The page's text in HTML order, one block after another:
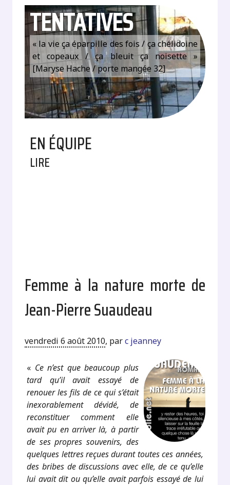
TENTATIVES
« la vie ça éparpille des fois / ça chélidoine
et copeaux / ça bleuit ça noisette »
[Maryse Hache / porte mangée 32]
EN ÉQUIPE
LIRE
Femme à la nature morte de
Jean-Pierre Suaudeau
vendredi 6 août 2010, parc jeanney
« Ce n’est que beaucoup plus
tard qu’il avait essayé de
renouer les fils de ce qui s’était
inexorablement dévidé, de
reconstituer comment elle
avait pu en arriver là, à partir
de ses propres souvenirs, des
quelques lettres reçues durant toutes ces années,
des bribes de discussions avec elle, de ce qu’elle
lui avait dit ou qu’elle avait parfois essayé de lui